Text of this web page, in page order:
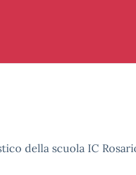
della scuola IC